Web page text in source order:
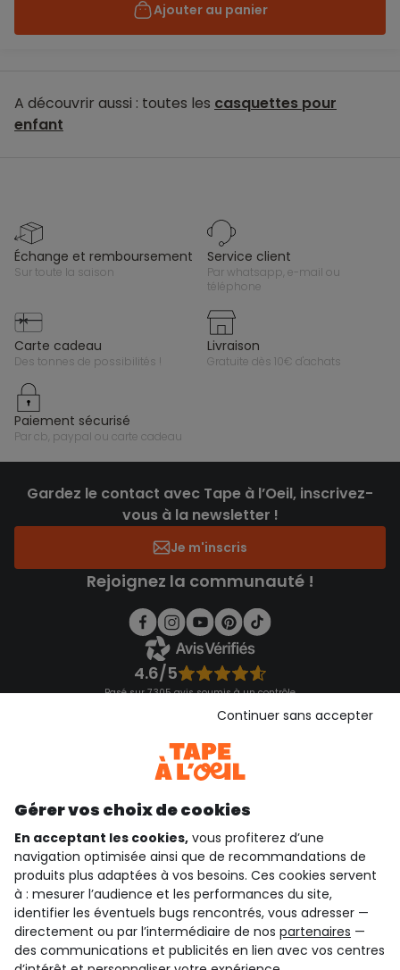
Ajouter au panier
A découvrir aussi : toutes les casquettes pour
enfant
échange et remboursement
sur toute la saison
service client
par whatsapp, e-mail ou
téléphone
carte cadeau
des tonnes de possibilités !
livraison
gratuite dès 10€ d'achats
paiement sécurisé
par cb, paypal ou carte cadeau
Gardez le contact avec Tape à l’Oeil, inscrivez-
vous à la newsletter !
Je m'inscris
Rejoignez la communauté !
4.6/5
Basé sur 7 305 avis soumis à un contrôle
Consulter les CGU
qui sommes-nous ?
besoin d'aide ?
le club fidélité
Gérer vos choix de cookies
En acceptant les cookies, vous profiterez d’une
navigation optimisée ainsi que de recommandations de
produits plus adaptées à vos besoins. Ces cookies servent
à : mesurer l’audience et les performances du site,
identifier les éventuels bugs rencontrés, vous adresser —
directement ou par l’intermédiaire de nos partenaires —
des communications et publicités en lien avec vos centres
Continuer sans accepter